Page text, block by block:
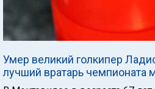
Умер великий голкипер
лучший вратарь чемпионата